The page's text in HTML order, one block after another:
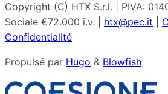
Copyright (C) HTX S.r.l. | PIVA:
Sociale €72.000 i.v. | htx@pec.it
Confidentialité
Propulsé par Hugo & Blowfish